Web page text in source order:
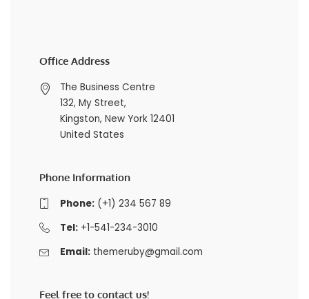
Office Address
The Business Centre
132, My Street,
Kingston, New York 12401
United States
Phone Information
Phone:(+1) 234 567 89
Tel:+1-541-234-3010
Email: themeruby@gmail.com
Feel free to contact us!